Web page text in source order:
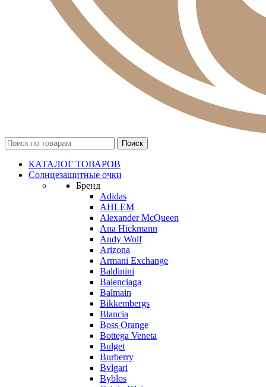
КАТАЛОГ ТОВАРОВ
Солнцезащитные очки
Бренд
Adidas
AHLEM
Alexander McQueen
Ana Hickmann
Andy Wolf
Arizona
Armani Exchange
Baldinini
Balenciaga
Balmain
Bikkembergs
Blancia
Boss Orange
Bottega Veneta
Bulget
Burberry
Bvlgari
Byblos